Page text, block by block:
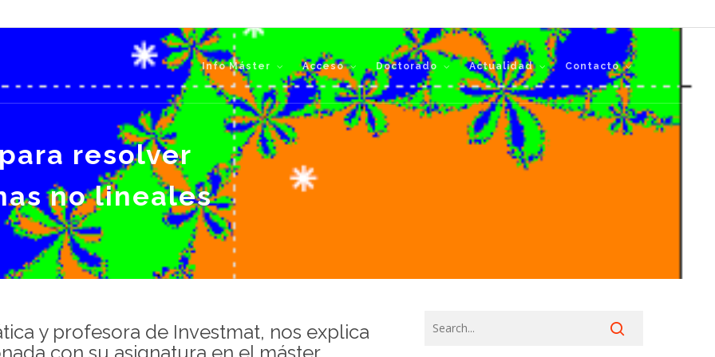
Info Máster Acceso Doctorado Actualidad Contacto
resolver
no lineales
y profesora de Investmat, nos explica